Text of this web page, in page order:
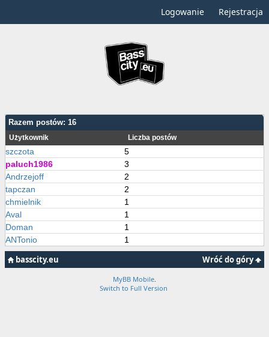
Logowanie Rejestracja
Razem postów: 16
Użytkownik Liczba postów
szczota
5
paluch1986
3
Andrzejoff
2
tapczan
2
chmielnik
1
Aval
1
Doman
1
ANTonio
1
Wróć do góry
basscity.eu
MyBB Mobile.
Switch to Full Version